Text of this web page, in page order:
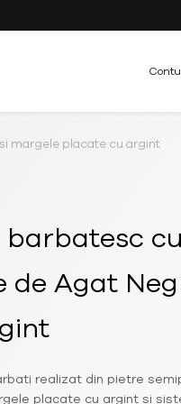
margele placate cu argint
de Agat
realizat din pietre
placate cu argint si